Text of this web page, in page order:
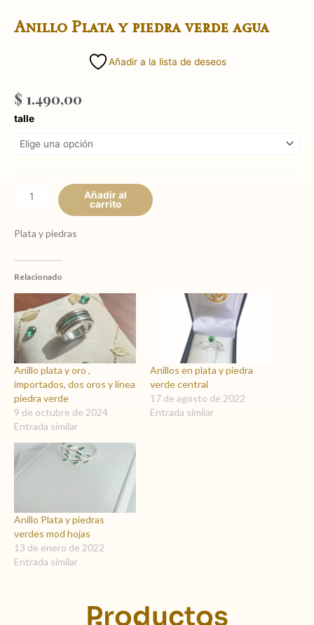
Anillo Plata y piedra verde agua
Añadir a la lista de deseos
$ 1.490,00
talle
Anillo
agua
Añadir al
carrito
Plata y piedras
Relacionado
Anillo plata y oro ,
importados, dos oros y línea
piedra verde
9 de octubre de 2024
Entrada similar
Anillos en plata y piedra
verde central
17 de agosto de 2022
Entrada similar
Anillo Plata y piedras
verdes mod hojas
13 de enero de 2022
Entrada similar
Productos